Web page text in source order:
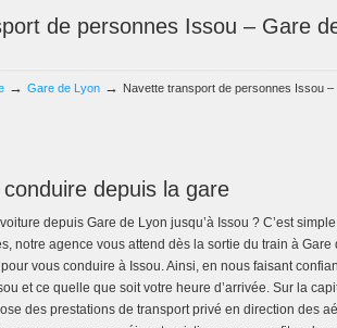
de personnes Issou – Gare
→ Gare de Lyon → Navette transport de personnes Issou
depuis la gare
depuis Gare de Lyon jusqu’à Issou ? C’est
notre agence vous attend dès la sortie du train à
vous conduire à Issou. Ainsi, en nous faisant
et ce quelle que soit votre heure d’arrivée. Sur la
des prestations de transport privé en direction des